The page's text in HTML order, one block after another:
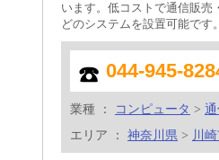
います。低コストで通信販売
どのシステムを設置可能です。
044-945-
業種 ： コンピュータ >
エリア ： 神奈川県 > 川